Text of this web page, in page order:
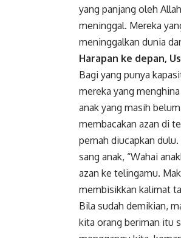
yang panjang oleh
meninggal. Mereka
meninggalkan dunia
Harapan ke depan,
Bagi yang punya
mereka yang
anak yang masih
membacakan azan di
pernah diucapkan
sang anak, “Wahai
azan ke telingamu.
membisikkan kalimat
Bila sudah demikian,
kita orang beriman itu